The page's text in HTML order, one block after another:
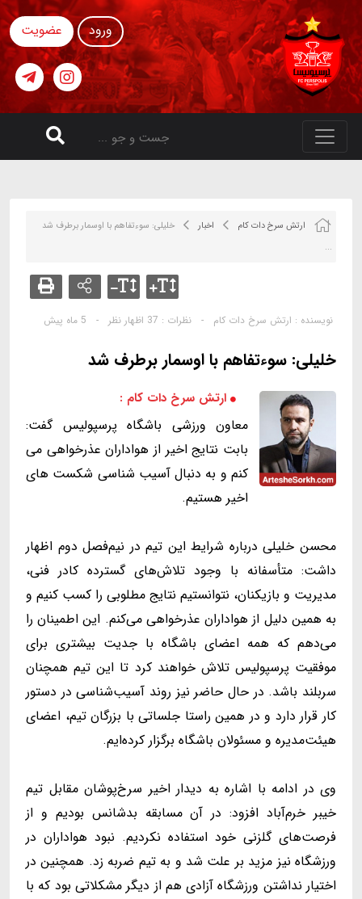
ورود عضویت
ارتش سرخ دات کام اخبار
خلیلی: سوءتفاهم با اوسمار برطرف شد
...
نویسنده : ارتش سرخ دات کام - نظرات : 37 اظهار نظر - 5 ماه پیش
خلیلی: سوءتفاهم با اوسمار برطرف شد
ارتش سرخ دات کام :
معاون ورزشی باشگاه پرسپولیس گفت:
بابت نتایج اخیر از هواداران عذرخواهی می
کنم و به دنبال آسیب شناسی شکست های
اخیر هستیم.
محسن خلیلی درباره شرایط این تیم در نیم‌فصل دوم اظهار
داشت: متأسفانه با وجود تلاش‌های گسترده کادر فنی،
مدیریت و بازیکنان، نتوانستیم نتایج مطلوبی را کسب کنیم و
به همین دلیل از هواداران عذرخواهی می‌کنم. این اطمینان را
می‌دهم که همه اعضای باشگاه با جدیت بیشتری برای
موفقیت پرسپولیس تلاش خواهند کرد تا این تیم همچنان
سربلند باشد. در حال حاضر نیز روند آسیب‌شناسی در دستور
کار قرار دارد و در همین راستا جلساتی با بزرگان تیم، اعضای
هیئت‌مدیره و مسئولان باشگاه برگزار کرده‌ایم.
وی در ادامه با اشاره به دیدار اخیر سرخ‌پوشان مقابل تیم
خیبر خرم‌آباد افزود: در آن مسابقه بدشانس بودیم و از
فرصت‌های گلزنی خود استفاده نکردیم. نبود هواداران در
ورزشگاه نیز مزید بر علت شد و به تیم ضربه زد. همچنین در
اختیار نداشتن ورزشگاه آزادی هم از دیگر مشکلاتی بود که با